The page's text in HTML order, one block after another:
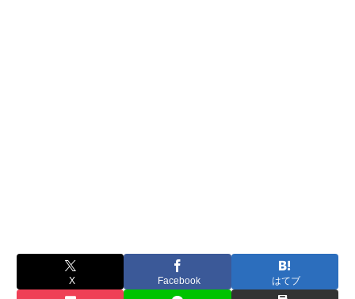
X Facebook はてブ